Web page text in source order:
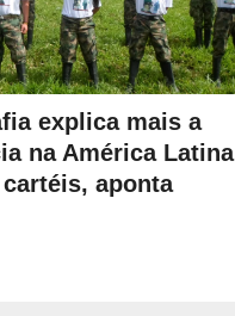
explica mais a
na América Latina
aponta